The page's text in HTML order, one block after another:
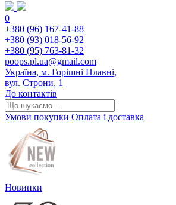
0
+380 (96) 167-41-88
+380 (93) 018-56-92
+380 (95) 763-81-32
poops.pl.ua@gmail.com
Україна, м. Горішні Плавні,
вул. Строни, 1
До контактів
Умови покупки Оплата і доставка
Новинки